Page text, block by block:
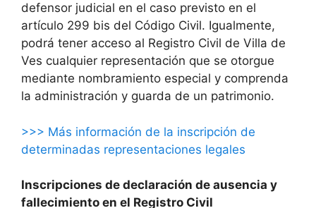
defensor judicial en el caso previsto en el
artículo 299 bis del Código Civil. Igualmente,
podrá tener acceso al Registro Civil de Villa de
Ves cualquier representación que se otorgue
mediante nombramiento especial y comprenda
la administración y guarda de un patrimonio.
>>> Más información de la inscripción de
determinadas representaciones legales
Inscripciones de declaración de ausencia y
fallecimiento en el Registro Civil